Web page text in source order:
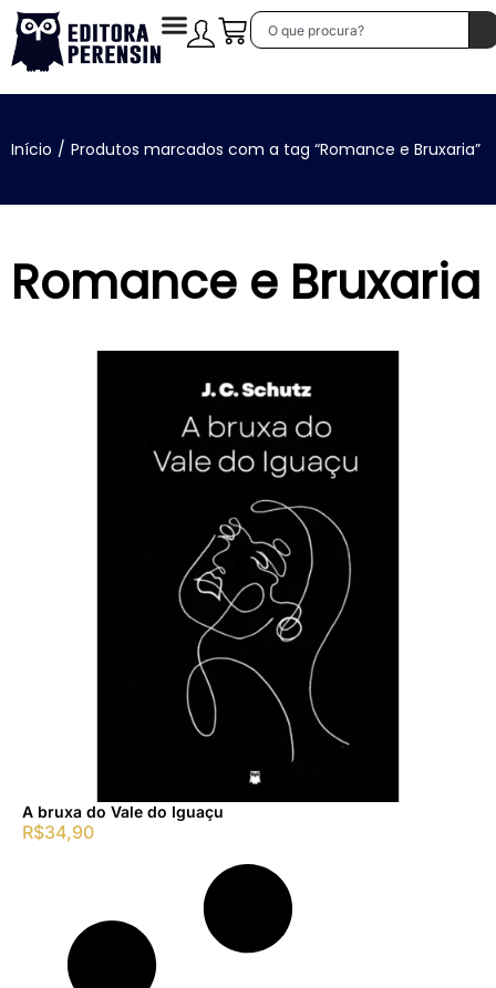
Início / Produtos marcados com a tag “Romance e Bruxaria”
Romance e Bruxaria
A bruxa do Vale do Iguaçu
R$34,90